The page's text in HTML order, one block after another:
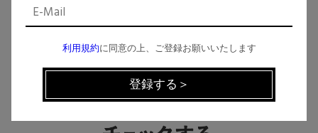
CHECK THE NEWS ON SNS
利用規約に同意の上、ご登録お願いいたします